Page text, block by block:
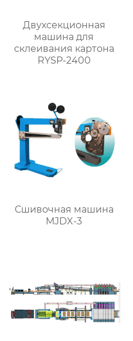
Двухсекционная
машина для
склеивания картона
RYSP-2400
Сшивочная машина
MJDX-3